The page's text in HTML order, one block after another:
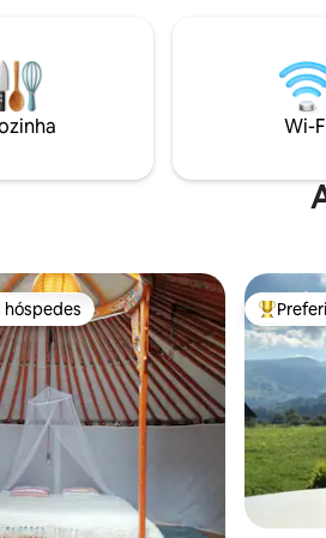
HÁ CONEXÃO DE
de conferências para
último andar, moramos
no meio
oferece
os
Wi-
hóspedes
hóspedes Entre